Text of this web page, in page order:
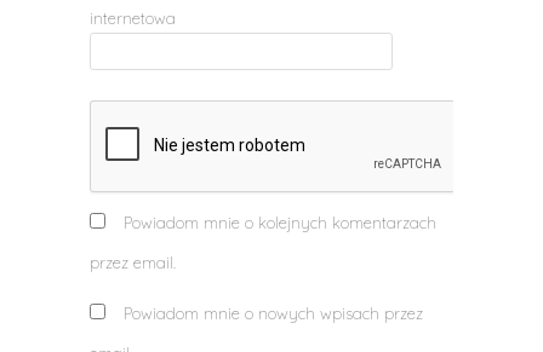
internetowa
Powiadom mnie o kolejnych komentarzach
przez email.
Powiadom mnie o nowych wpisach przez